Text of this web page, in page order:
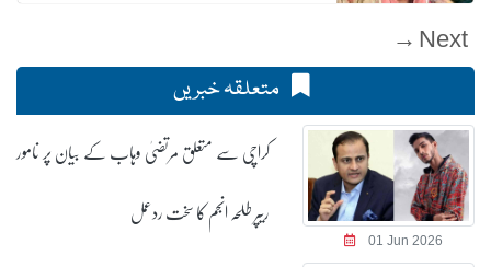
Next →
متعلقہ خبریں
01 Jun 2026
کراچی سے متعلق مرتضیٰ وہاب کے بیان پر نامور
ریپر طلحہ انجم کا سخت ردعمل